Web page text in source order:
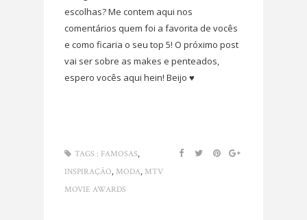
escolhas? Me contem aqui nos
comentários quem foi a favorita de vocês
e como ficaria o seu top 5! O próximo post
vai ser sobre as makes e penteados,
espero vocês aqui hein! Beijo ♥
TAGS : FAMOSAS,
INSPIRAÇÃO, MODA, MTV
MOVIE AWARDS